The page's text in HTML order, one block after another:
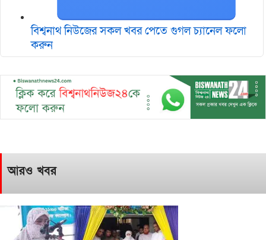
বিশ্বনাথ নিউজের সকল খবর পেতে গুগল চ‌্যানেল ফলো
করুন
আরও খবর